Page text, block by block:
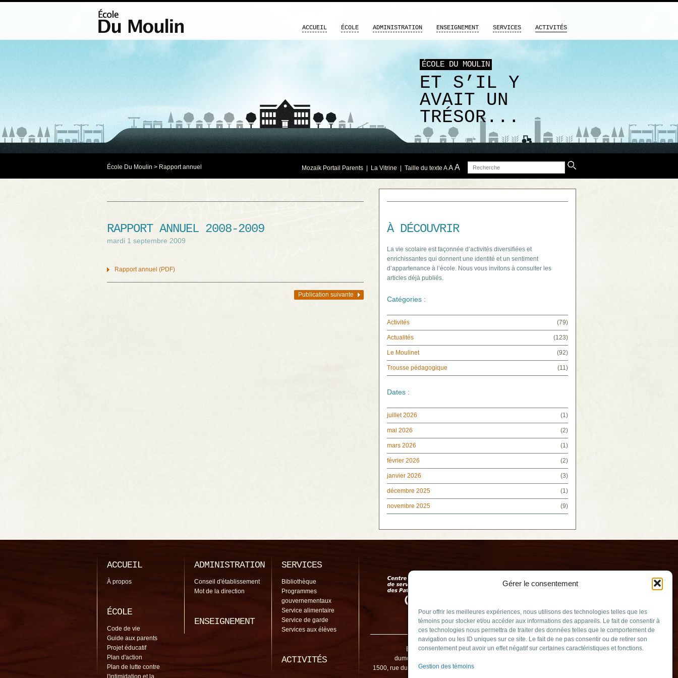
Gérer le consentement
Pour offrir les meilleures expériences, nous utilisons des technologies telles que les
témoins pour stocker et/ou accéder aux informations des appareils. Le fait de consentir à
ces technologies nous permettra de traiter des données telles que le comportement de
navigation ou les ID uniques sur ce site. Le fait de ne pas consentir ou de retirer son
consentement peut avoir un effet négatif sur certaines caractéristiques et fonctions.
Gestion des témoins
ÉCOLE DU MOULIN
ET S’IL Y
AVAIT UN
TRÉSOR...
ACCUEIL ÉCOLE ADMINISTRATION ENSEIGNEMENT SERVICES ACTIVITÉS
École Du Moulin > Rapport annuel Mozaïk Portail Parents La Vitrine | Taille du texte A AA Recherche
RAPPORT ANNUEL 2008-2009
mardi 1 septembre 2009
Rapport annuel (PDF)
Publication suivante
À DÉCOUVRIR
La vie scolaire est façonnée d’activités diversifiées et
enrichissantes qui donnent une identité et un sentiment
d’appartenance à l’école. Nous vous invitons à consulter les
articles déjà publiés.
Catégories :
Activités (79)
Actualités (123)
Le Moulinet (92)
Trousse pédagogique (11)
Dates :
juillet 2026 (1)
mai 2026 (2)
mars 2026 (1)
février 2026 (2)
janvier 2026 (3)
décembre 2025 (1)
novembre 2025 (9)
ACCUEIL
À propos
ÉCOLE
Code de vie
Guide aux parents
Projet éducatif
Plan d'action
Plan de lutte contre
l'intimidation et la
ADMINISTRATION
Conseil d'établissement
Mot de la direction
ENSEIGNEMENT
SERVICES
Bibliothèque
Programmes
gouvernementaux
Service alimentaire
Service de garde
Services aux élèves
ACTIVITÉS
École Du Moulin
dumoulin@cssp.gouv.qc.ca
1500, rue du Moulin, Sainte-Julie (Québec)